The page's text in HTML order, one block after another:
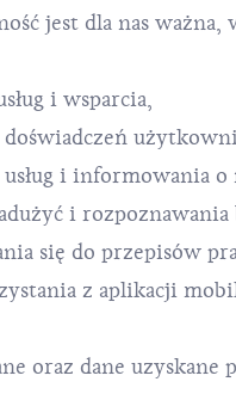
jest dla nas
i wsparcia,
i informowania o
i rozpoznawania
się do przepisów
z aplikacji
oraz dane uzyskane